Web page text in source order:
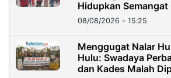
Hidupkan
08/08/2026 - 15:25
Menggugat Nalar
Hulu: Swadaya
dan Kades Malah